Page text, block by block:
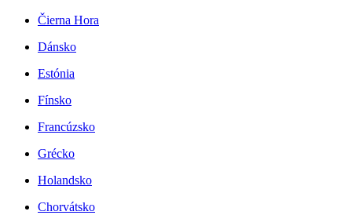
Čierna Hora
Dánsko
Estónia
Fínsko
Francúzsko
Grécko
Holandsko
Chorvátsko